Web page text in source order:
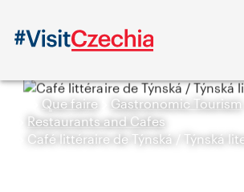
Que faire
Gastronomic Tourism
Restaurants and Cafes
Café littéraire de Týnská / Týnská